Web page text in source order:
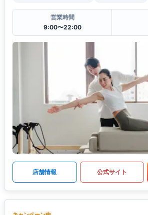
営業時間
9:00〜22:00
店舗情報 公式サイト